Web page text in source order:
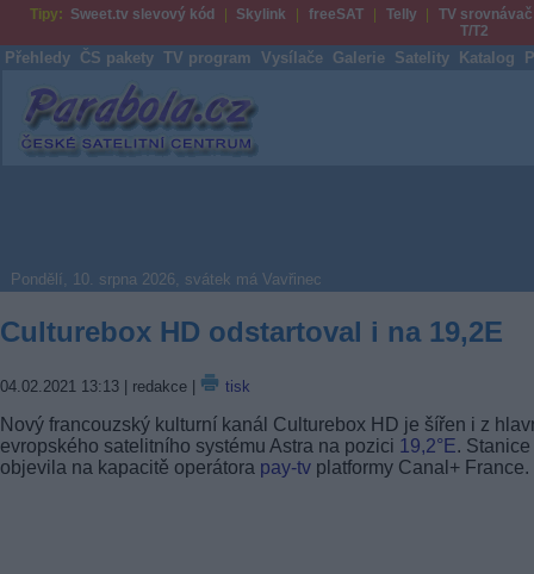
Tipy: Sweet.tv slevový kód Skylink freeSAT Telly
TV srovnávač
T/T2
Přehledy ČS pakety TV program Vysílače Galerie Satelity Katalog
Parabola.cz
Pondělí, 10. srpna 2026, svátek má Vavřinec
Culturebox HD odstartoval i na 19,2E
04.02.2021 13:13 | redakce | tisk
Nový francouzský kulturní kanál Culturebox HD je šířen i z
evropského satelitního systému Astra na pozici 19,2°E. Stanice
objevila na kapacitě operátora pay-tv platformy Canal+ France.